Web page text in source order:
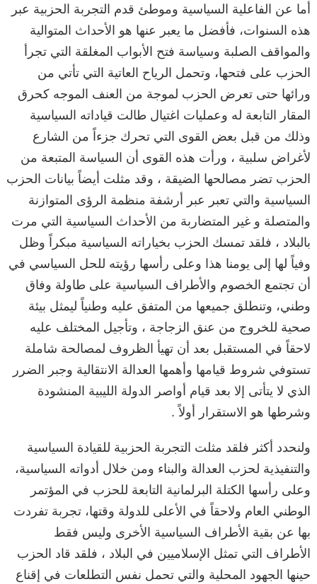
أما عن الفاعلية السياسية وموطئ قدم التجربة الحزبية عبر
هذه السنوات، فأفضل ما يعبر عنها هو الأحداث المتوالية
والمواقف الصلبة وسياسة فتح الأبواب المغلقة التي تجرأ
الحزب على فتحها، وتحمل الرياح العاتية التي تأتي من
ورائها حتى تعرض الحزب لموجة من العنف الموجه كحرق
المقار التابعة له وعمليات اغتيال طالت قياداته السياسية
وذلك من قبل بعض القوى التي تحرك جزءاً من الشارع
لأغراض سلبية ، ورأت هذه القوى أن السياسة المتبعة من
الحزب تضر مصالحها الضيقة ، وقد مثلت أيضاً بيانات الحزب
السياسية والتي تعبر عبر أرشفة منظمة الرؤى المتوازنة
والمتصلة و غير المتضاربة من الأحداث السياسية التي مرت
بالبلاد ، فلقد تمسك الحزب بخياراته السياسية مبكراً وظل
وفياً لها إلى يومنا هذا وعلى رأسها رؤيته للحل السياسي في
أن تجتمع الخصوم والأطراف السياسية على طاولة وفاق
وطني، وتنطلق جميعها من المتفق عليه وطنياً ليمثل بيئة
صحية للخروج من عنق الزجاجة ، وتأجيل المختلف عليه
لاحقاً في المستقبل بعد أن تهيأ الظروف لمصالحة شاملة
تستوفي شروط قيامها وأهمها العدالة الانتقالية وجبر الضرر
الذي لا يتأتى إلا بعد قيام أواصر الدولة الليبية المنشودة
وشرطها هو الاستقرار أولاً .
ولنحدد أكثر فلقد مثلت التجربة الحزبية للقيادة السياسية
والتنفيذية لحزب العدالة والبناء ومن خلال أدواته السياسية،
وعلى رأسها الكتلة البرلمانية التابعة للحزب في المؤتمر
الوطني العام ولاحقاً في الأعلى للدولة وقتها، تجربة تفردت
بها عن بقية الأطراف السياسية الأخرى وليس فقط
الأطراف التي تمثل الإسلاميين في البلاد ، فلقد قاد الحزب
حينها الجهود المحلية والتي تحمل نفس التطلعات في إقناع